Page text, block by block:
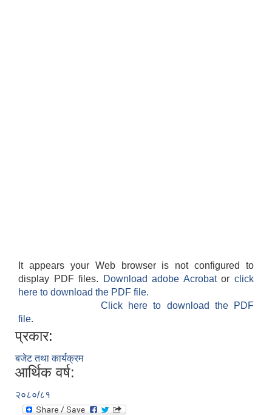
It appears your Web browser is not configured to
display PDF files.
Download adobe Acrobatorclick
here to download the PDF file.
Click here to download the PDF
file.
प्रकार:
बजेट तथा कार्यक्रम
आर्थिक वर्ष:
२०८०/८१